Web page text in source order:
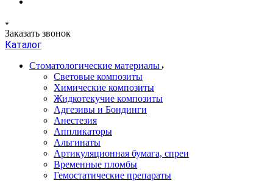
Заказать звонок
Каталог
Стоматологические материалы
Световые композиты
Химические композиты
Жидкотекучие композиты
Адгезивы и Бондинги
Анестезия
Аппликаторы
Альгинаты
Артикуляционная бумага, спреи
Временные пломбы
Гемостатические препараты